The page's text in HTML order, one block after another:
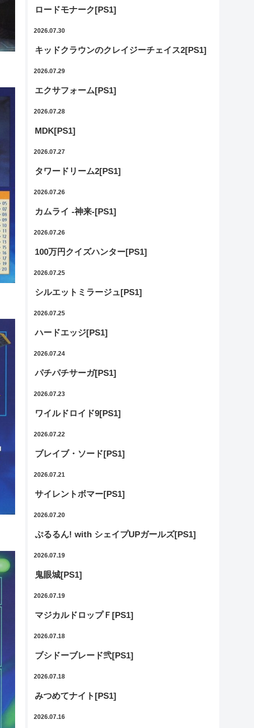
ロードモナーク[PS1]
2026.07.30
キッドクラウンのクレイジーチェイス2[PS1]
2026.07.29
エクサフォーム[PS1]
2026.07.28
MDK[PS1]
2026.07.27
タワードリーム2[PS1]
2026.07.26
カムライ -神来-[PS1]
2026.07.26
100万円クイズハンター[PS1]
2026.07.25
シルエットミラージュ[PS1]
2026.07.25
ハードエッジ[PS1]
2026.07.24
パチパチサーガ[PS1]
2026.07.23
ワイルドロイド9[PS1]
2026.07.22
ブレイブ・ソード[PS1]
2026.07.21
サイレントボマー[PS1]
2026.07.20
ぷるるん! with シェイプUPガールズ[PS1]
2026.07.19
鬼眼城[PS1]
2026.07.19
マジカルドロップＦ[PS1]
2026.07.18
ブシドーブレード弐[PS1]
2026.07.18
みつめてナイト[PS1]
2026.07.16